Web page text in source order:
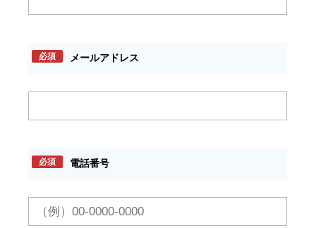
必須 メールアドレス
必須 電話番号